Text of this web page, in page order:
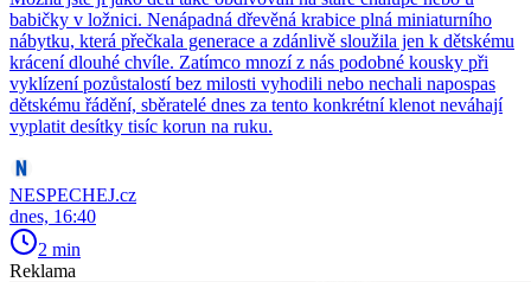
babičky v ložnici. Nenápadná dřevěná krabice plná miniaturního
nábytku, která přečkala generace a zdánlivě sloužila jen k dětskému
krácení dlouhé chvíle. Zatímco mnozí z nás podobné kousky při
vyklízení pozůstalostí bez milosti vyhodili nebo nechali napospas
dětskému řádění, sběratelé dnes za tento konkrétní klenot neváhají
vyplatit desítky tisíc korun na ruku.
NESPECHEJ.cz
dnes, 16:40
2 min
Reklama